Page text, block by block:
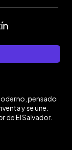
pensado
y se une.
de El Salvador.